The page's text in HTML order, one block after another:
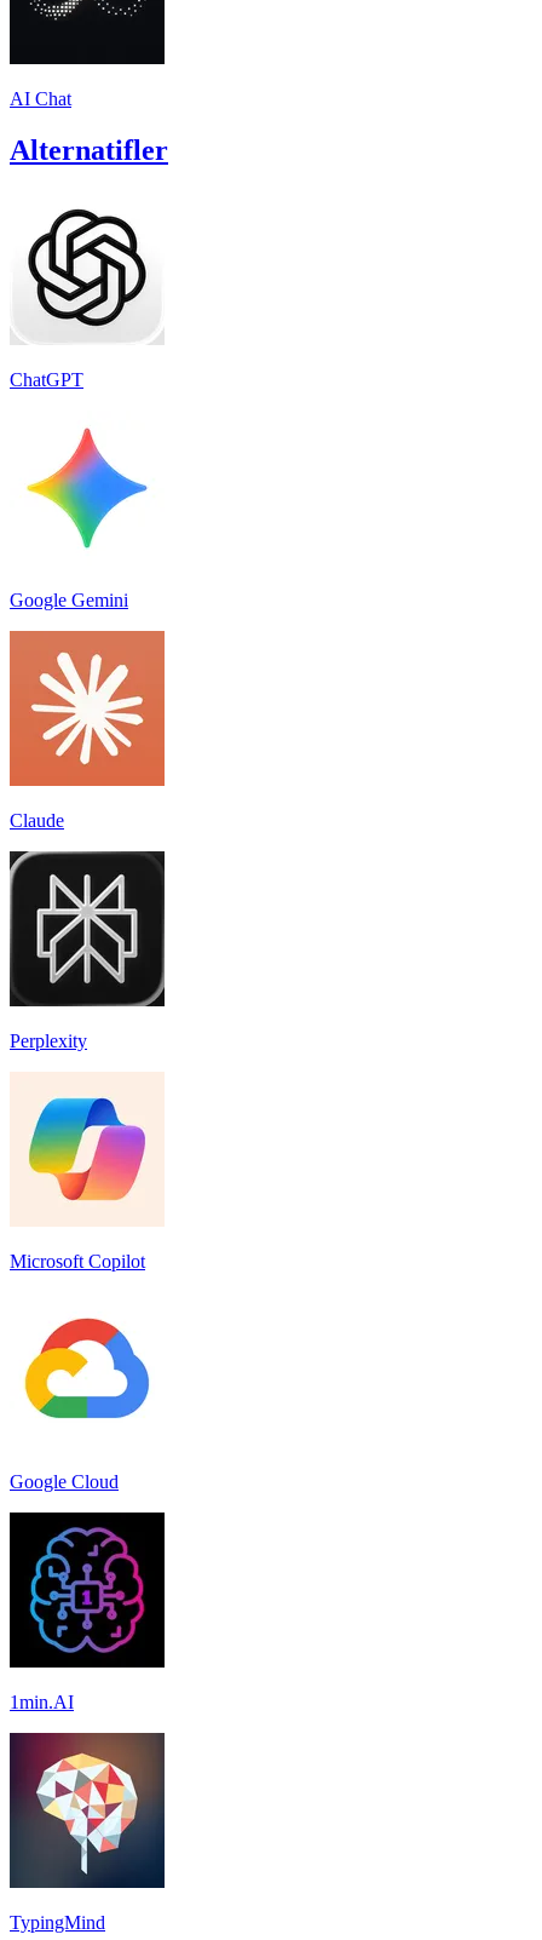
AI Chat
Alternatifler
ChatGPT
Google Gemini
Claude
Perplexity
Microsoft Copilot
Google Cloud
1min.AI
TypingMind